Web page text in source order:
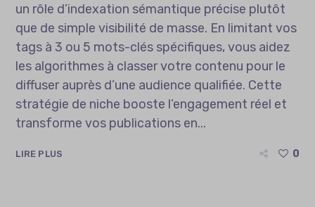
un rôle d’indexation sémantique précise plutôt
que de simple visibilité de masse. En limitant vos
tags à 3 ou 5 mots-clés spécifiques, vous aidez
les algorithmes à classer votre contenu pour le
diffuser auprès d’une audience qualifiée. Cette
stratégie de niche booste l’engagement réel et
transforme vos publications en...
LIRE PLUS 0